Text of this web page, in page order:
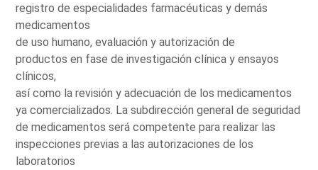
registro de especialidades farmacéuticas y demás
medicamentos
de uso humano, evaluación y autorización de
productos en fase de investigación clínica y ensayos
clínicos,
así como la revisión y adecuación de los medicamentos
ya comercializados. La subdirección general de seguridad
de medicamentos será competente para realizar las
inspecciones previas a las autorizaciones de los
laboratorios